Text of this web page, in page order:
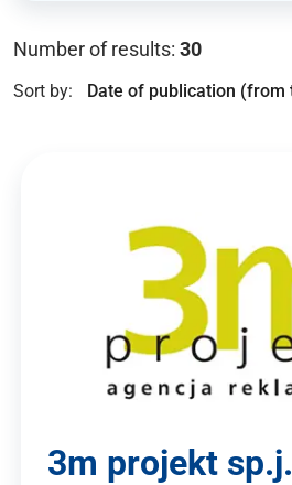
Number of results: 30
Sort by:
3m projekt sp.j.